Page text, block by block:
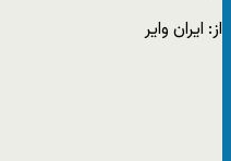
از: ایران وایر